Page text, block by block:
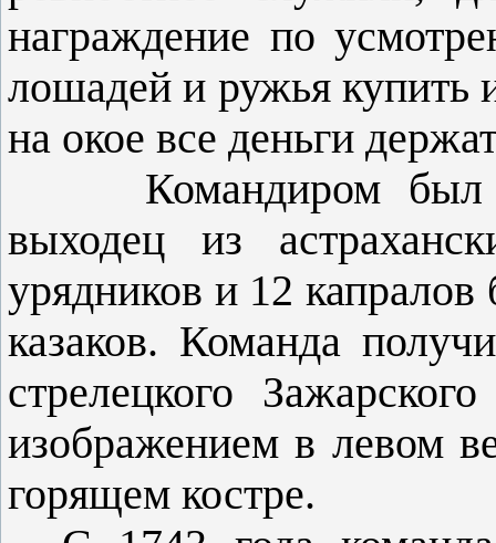
награждение по
лошадей и ружья купить
на окое все деньги
Командиром был
выходец из
урядников и 12
казаков. Команда
стрелецкого
изображением в левом
горящем костре.